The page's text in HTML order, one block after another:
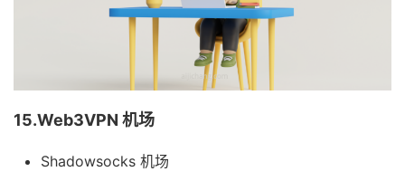
15.Web3VPN 机场
Shadowsocks 机场